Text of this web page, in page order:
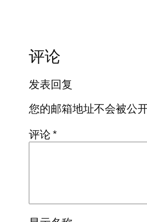
评论
发表回复
您的邮箱地址不会被公开
评论*